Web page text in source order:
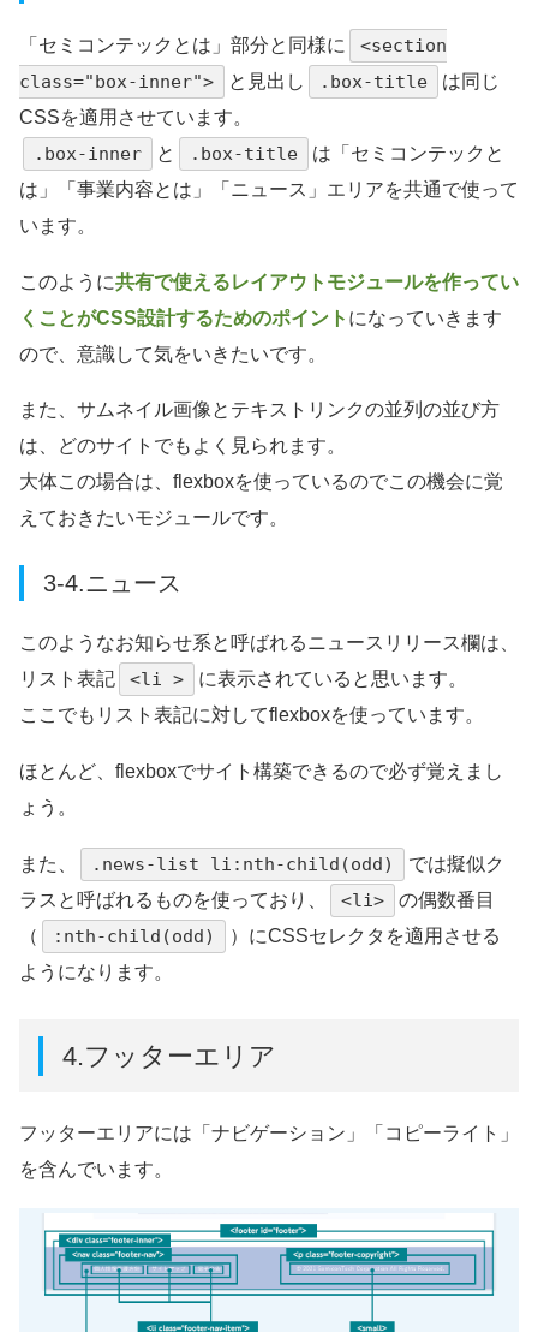
「セミコンテックとは」部分と同様に
<section
class="box-inner">
と見出し .box-title
は同じ
CSSを適用させています。
.box-inner と .box-title
は「セミコンテックと
は」「事業内容とは」「ニュース」エリアを共通で使って
います。
このように共有で使えるレイアウトモジュールを作ってい
くことがCSS設計するためのポイント になっていきます
ので、意識して気をいきたいです。
また、サムネイル画像とテキストリンクの並列の並び方
は、どのサイトでもよく見られます。
大体この場合は、flexboxを使っているのでこの機会に覚
えておきたいモジュールです。
3-4.ニュース
このようなお知らせ系と呼ばれるニュースリリース欄は、
リスト表記
<li >
に表示されていると思います。
ここでもリスト表記に対してflexboxを使っています。
ほとんど、flexboxでサイト構築できるので必ず覚えまし
ょう。
また、 .news-list li:nth-child(odd)
では擬似ク
ラスと呼ばれるものを使っており、
<li>
の偶数番目
（
:nth-child(odd)
）にCSSセレクタを適用させる
ようになります。
4.フッターエリア
フッターエリアには「ナビゲーション」「コピーライト」
を含んでいます。